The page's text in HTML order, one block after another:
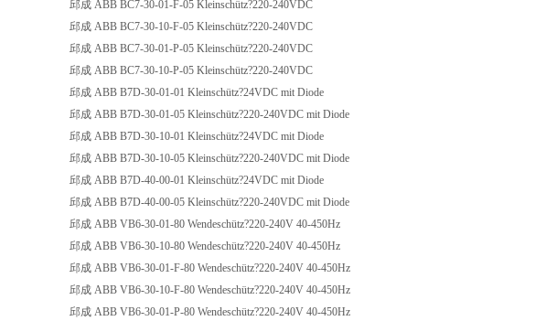
邱成 ABB BC7-30-01-F-05 Kleinschütz?220-240VDC
邱成 ABB BC7-30-10-F-05 Kleinschütz?220-240VDC
邱成 ABB BC7-30-01-P-05 Kleinschütz?220-240VDC
邱成 ABB BC7-30-10-P-05 Kleinschütz?220-240VDC
邱成 ABB B7D-30-01-01 Kleinschütz?24VDC mit Diode
邱成 ABB B7D-30-01-05 Kleinschütz?220-240VDC mit Diode
邱成 ABB B7D-30-10-01 Kleinschütz?24VDC mit Diode
邱成 ABB B7D-30-10-05 Kleinschütz?220-240VDC mit Diode
邱成 ABB B7D-40-00-01 Kleinschütz?24VDC mit Diode
邱成 ABB B7D-40-00-05 Kleinschütz?220-240VDC mit Diode
邱成 ABB VB6-30-01-80 Wendeschütz?220-240V 40-450Hz
邱成 ABB VB6-30-10-80 Wendeschütz?220-240V 40-450Hz
邱成 ABB VB6-30-01-F-80 Wendeschütz?220-240V 40-450Hz
邱成 ABB VB6-30-10-F-80 Wendeschütz?220-240V 40-450Hz
邱成 ABB VB6-30-01-P-80 Wendeschütz?220-240V 40-450Hz